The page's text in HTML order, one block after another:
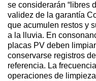
se considerarán “libres
validez de la garantía
que acumulen restos y
a la lluvia. En
placas PV deben
conservarse registros
referencia. La
operaciones de